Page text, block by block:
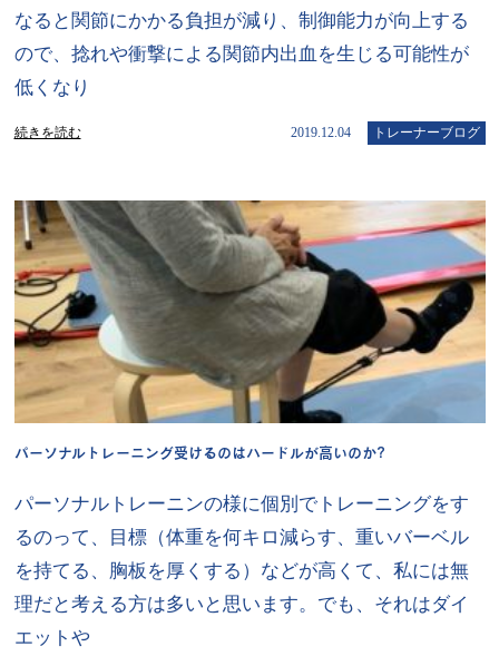
なると関節にかかる負担が減り、制御能力が向上する
ので、捻れや衝撃による関節内出血を生じる可能性が
低くなり
続きを読む 2019.12.04 トレーナーブログ
パーソナルトレーニング受けるのはハードルが高いのか?
パーソナルトレーニンの様に個別でトレーニングをす
るのって、目標（体重を何キロ減らす、重いバーベル
を持てる、胸板を厚くする）などが高くて、私には無
理だと考える方は多いと思います。でも、それはダイ
エットや